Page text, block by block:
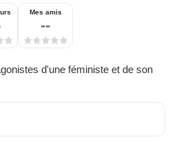
Mes amis
--
d'une féministe et de son